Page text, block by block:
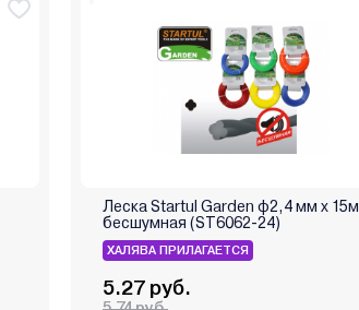
Леска Startul Garden ф2,4 мм х 15м
бесшумная (ST6062-24)
ХАЛЯВА ПРИЛАГАЕТСЯ
5.27 руб.